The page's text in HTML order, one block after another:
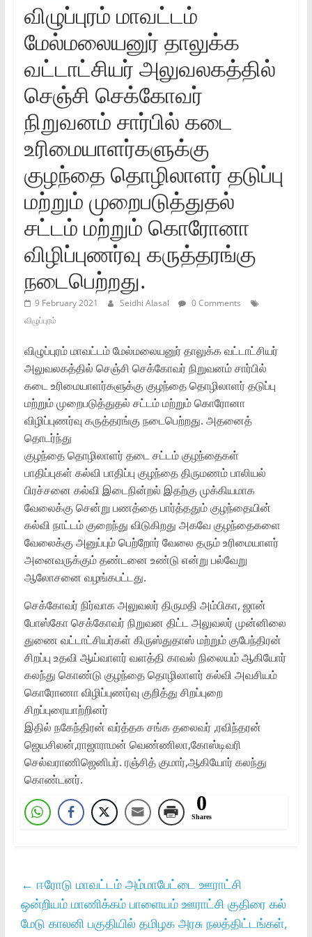
விழுப்புரம் மாவட்டம்
மேல்மலையனுர் தாலுக்க
வட்டாட்சியர் அலுவலகத்தில்
செஞ்சி செக்கோவர்
நிறுவனம் சார்பில் கடை
உரிமையாளர்களுக்கு
குழந்தை தொழிலாளர் தடுப்பு
மற்றும் முறைபடுத்துதல்
சட்டம் மற்றும் கொரோனா
விழிப்புணர்வு கருத்தரங்கு
நடைபெற்றது.
9 February 2021 Seidhi Alasal
0 Comments
விழுப்புரம்
விழுப்புரம் மாவட்டம் மேல்மலையனுர் தாலுக்க வட்டாட்சியர்
அலுவலகத்தில் செஞ்சி செக்கோவர் நிறுவனம் சார்பில்
கடை உரிமையாளர்களுக்கு குழந்தை தொழிலாளர் தடுப்பு
மற்றும் முறைபடுத்துதல் சட்டம் மற்றும் கொரோனா
விழிப்புணர்வு கருத்தரங்கு நடைபெற்றது. அதனைத்
தொடர்ந்து
குழந்தை தொழிலாளர் தடை சட்டம் குழந்தைகள்
பாதிப்புகள் கல்வி பாதிப்பு குழந்தை திருமணம் பாலியல்
பிரச்சனை கல்வி இடைநின்றல் இதற்கு முக்கியமாக
வேலைக்கு சென்று பணத்தை பார்த்ததும் குழந்தையின்
கல்வி நாட்டம் குறைந்து விடுகிறது அகவே குழந்தைகளை
வேலைக்கு அனுப்பும் பெற்றோர் வேலை தரும் உரிமையாளர்
அனைவருக்கும் தண்டனை உண்டு என்று பல்வேறு
ஆலோசனை வழங்கபட்டது.
செக்கோவர் நிர்வாக அலுவலர் திருமதி அம்பிகா, ஜான்
போஸ்கோ செக்கோவர் நிறுவன திட்ட அலுவலர் முன்னிலை
துணை வட்டாட்சியர்கள் கிருஸ்துதாஸ் மற்றும் குபேந்திரன்
சிறப்பு உதவி ஆய்வாளர் வளத்தி காவல் நிலையம் ஆகியோர்
கலந்து கொண்டு குழந்தை தொழிலாளர் கல்வி அவசியம்
கொரோணா விழிப்புணர்வு குறித்து சிறப்புறை
சிறப்புரையாற்றினர்
இதில் நகேந்திரன் வர்த்தக சங்க தலைவர் ,ரவிந்தரன்
ஜெயசிலன்,ராஜாராமன் வெண்ணிலா,கோஸ்டிவரி
செல்வராணிஜெனிபர். ரஞ்சித் குமார்,ஆகியோர் கலந்து
கொண்டனர்.
0
Shares
← ஈரோடு மாவட்டம் அம்மாபேட்டை ஊராட்சி
ஒன்றியம் மாணிக்கம் பாளையம் ஊராட்சி குதிரை கல்
மேடு காலனி பகுதியில் தமிழக அரசு நலத்திட்டங்கள்,